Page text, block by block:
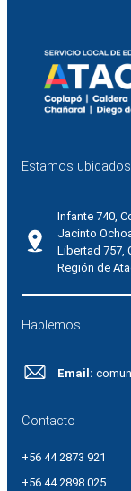
Estamos
Infante 740,
Jacinto
Libertad 757,
Región de
Hablemos
Email:
Contacto
+56 44 2873 921
+56 44 2898 025